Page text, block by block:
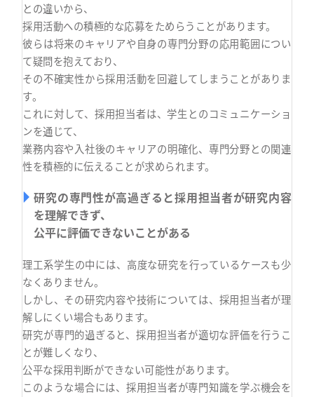
との違いから、
採用活動への積極的な応募をためらうことがあります。
彼らは将来のキャリアや自身の専門分野の応用範囲につい
て疑問を抱えており、
その不確実性から採用活動を回避してしまうことがありま
す。
これに対して、採用担当者は、学生とのコミュニケーショ
ンを通じて、
業務内容や入社後のキャリアの明確化、専門分野との関連
性を積極的に伝えることが求められます。
研究の専門性が高過ぎると採用担当者が研究内容
を理解できず、
公平に評価できないことがある
理工系学生の中には、高度な研究を行っているケースも少
なくありません。
しかし、その研究内容や技術については、採用担当者が理
解しにくい場合もあります。
研究が専門的過ぎると、採用担当者が適切な評価を行うこ
とが難しくなり、
公平な採用判断ができない可能性があります。
このような場合には、採用担当者が専門知識を学ぶ機会を